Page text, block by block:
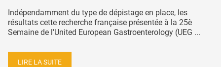
Indépendamment du type de dépistage en place, les
résultats cette recherche française présentée à la 25è
Semaine de l’United European Gastroenterology (UEG ...
LIRE LA SUITE